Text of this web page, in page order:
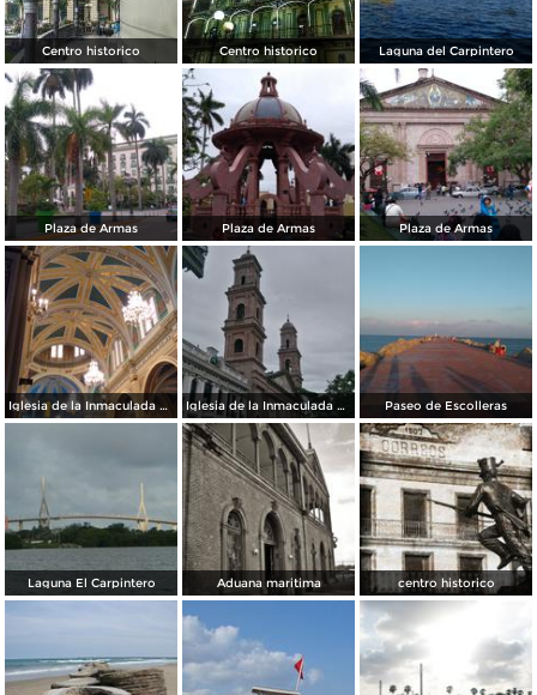
Centro historico Centro historico Laguna del Carpintero
Plaza de Armas Plaza de Armas Plaza de Armas
Iglesia de la Inmaculada Concepción Iglesia de la Inmaculada Concepción Paseo de Escolleras
Laguna El Carpintero Aduana maritima centro historico